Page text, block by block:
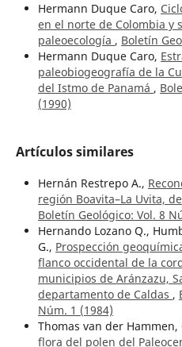
Hermann Duque Caro,
en el norte de Colombia y
paleoecología , Boletín
Hermann Duque Caro,
paleobiogeografía de la
del Istmo de Panamá ,
(1990)
Artículos similares
Hernán Restrepo A.,
región Boavita–La Uvita,
Boletín Geológico: Vol. 8
Hernando Lozano Q.,
G., Prospección
flanco occidental de la
municipios de Aránzazu,
departamento de Caldas ,
Núm. 1 (1984)
Thomas van der
flora del polen del